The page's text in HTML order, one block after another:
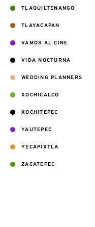
TLAQUILTENANGO
TLAYACAPAN
VAMOS AL CINE
VIDA NOCTURNA
WEDDING PLANNERS
XOCHICALCO
XOCHITEPEC
YAUTEPEC
YECAPIXTLA
ZACATEPEC